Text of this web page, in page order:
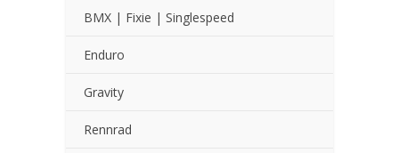
BMX | Fixie | Singlespeed
Enduro
Gravity
Rennrad